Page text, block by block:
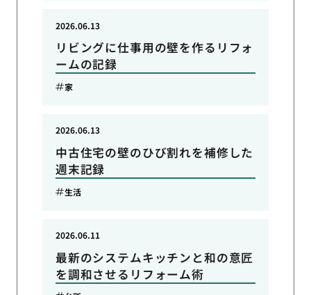
リビングに仕事用の壁を作るリフォ
ームの記録
2026.06.13
家
中古住宅の壁のひび割れを補修した
週末記録
2026.06.13
生活
最新のシステムキッチンと和の意匠
を調和させるリフォーム術
2026.06.11